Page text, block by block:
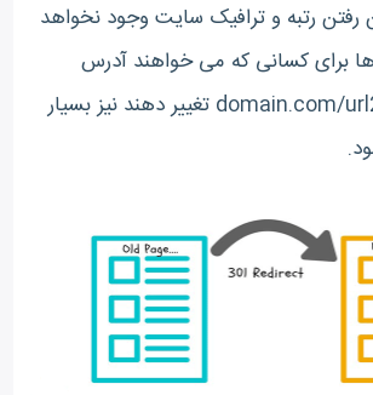
رفتن رتبه و ترافیک سایت وجود نخواهد
برای کسانی که می خواهند آدرس
دامین خود را به domain.com/url2 تغییر دهند نیز بسیار